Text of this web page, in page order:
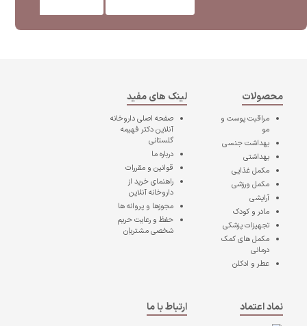
محصولات
مراقبت پوست و
مو
بهداشت جنسی
بهداشتی
مکمل غذایی
مکمل ورزشی
آرایشی
مادر و کودک
تجهیزات پزشکی
مکمل های کمک
درمانی
عطر و ادکلن
لینک های مفید
صفحه اصلیداروخانه
آنلاین دکتر فهیمه
گلستانی
درباره ما
قوانین و مقررات
راهنمای خرید از
داروخانه آنلاین
مجوزها و پروانه ها
حفظ و رعایت حریم
شخصی مشتریان
نماد اعتماد
ارتباط با ما